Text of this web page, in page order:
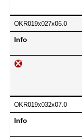
OKR019x027x06.0
Info
OKR019x032x07.0
Info